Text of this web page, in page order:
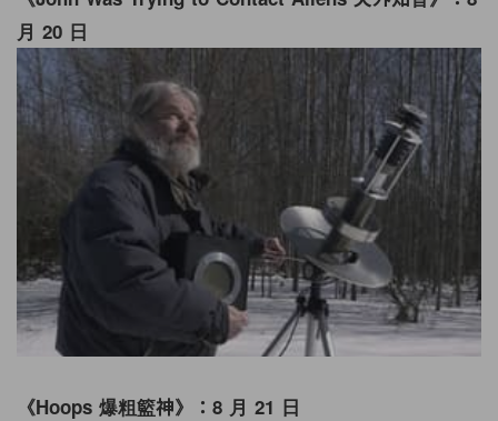
月 20 日
《Hoops 爆粗籃神》：8 月 21 日